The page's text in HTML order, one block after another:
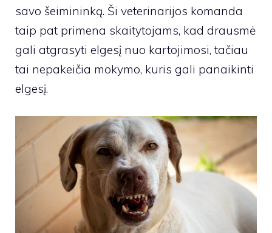
savo šeimininką. Ši veterinarijos komanda
taip pat primena skaitytojams, kad drausmė
gali atgrasyti elgesį nuo kartojimosi, tačiau
tai nepakeičia mokymo, kuris gali panaikinti
elgesį.